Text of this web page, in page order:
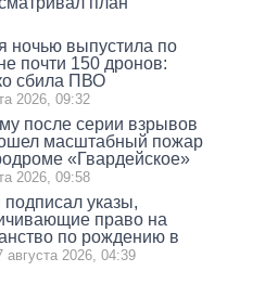
ночью выпустила по
почти 150 дронов:
сбила ПВО
2026, 09:32
после серии взрывов
масштабный пожар
«Гвардейское»
2026, 09:58
указы,
право на
по рождению в
августа 2026, 04:39